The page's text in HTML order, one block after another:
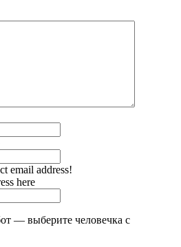
email address!
here
— выберите человечка с